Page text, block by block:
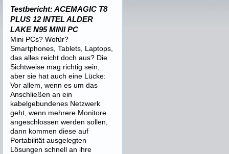
Testbericht: ACEMAGIC T8
PLUS 12 INTEL ALDER
LAKE N95 MINI PC
Mini PCs? Wofür?
Smartphones, Tablets, Laptops,
das alles reicht doch aus? Die
Sichtweise mag richtig sein,
aber sie hat auch eine Lücke:
Vor allem, wenn es um das
Anschließen an ein
kabelgebundenes Netzwerk
geht, wenn mehrere Monitore
angeschlossen werden sollen,
dann kommen diese auf
Portabilität ausgelegten
Lösungen schnell an ihre